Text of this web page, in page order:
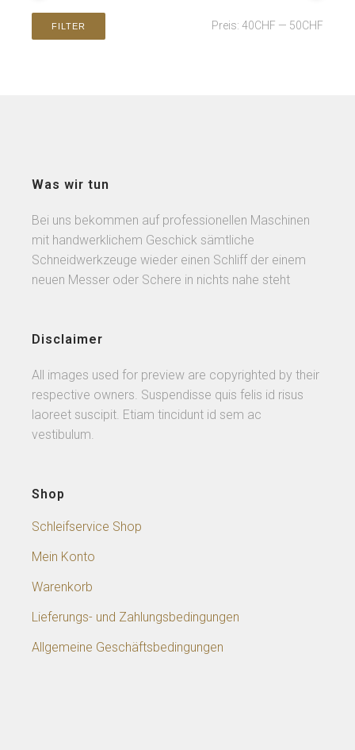
FILTER Preis: 40CHF — 50CHF
Was wir tun
Bei uns bekommen auf professionellen Maschinen
mit handwerklichem Geschick sämtliche
Schneidwerkzeuge wieder einen Schliff der einem
neuen Messer oder Schere in nichts nahe steht
Disclaimer
All images used for preview are copyrighted by their
respective owners. Suspendisse quis felis id risus
laoreet suscipit. Etiam tincidunt id sem ac
vestibulum.
Shop
Schleifservice Shop
Mein Konto
Warenkorb
Lieferungs- und Zahlungsbedingungen
Allgemeine Geschäftsbedingungen